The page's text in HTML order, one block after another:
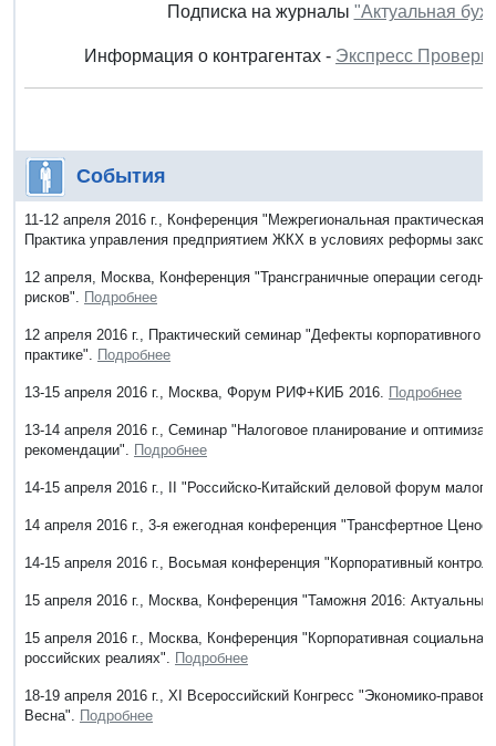
Подписка на журналы "Актуальная
Информация о контрагентах - Экспресс
События
11-12 апреля 2016 г., Конференция "Межрегиональная практическая
Практика управления предприятием ЖКХ в условиях реформы
12 апреля, Москва, Конференция "Трансграничные операции
рисков". Подробнее
12 апреля 2016 г., Практический семинар "Дефекты корпоративного
практике". Подробнее
13-15 апреля 2016 г., Москва, Форум РИФ+КИБ 2016. Подробнее
13-14 апреля 2016 г., Семинар "Налоговое планирование и
рекомендации". Подробнее
14-15 апреля 2016 г., II "Российско-Китайский деловой форум
14 апреля 2016 г., 3-я ежегодная конференция "Трансфертное
14-15 апреля 2016 г., Восьмая конференция "Корпоративный
15 апреля 2016 г., Москва, Конференция "Таможня 2016:
15 апреля 2016 г., Москва, Конференция "Корпоративная
российских реалиях". Подробнее
18-19 апреля 2016 г., XI Всероссийский Конгресс "Экономико-
Весна". Подробнее